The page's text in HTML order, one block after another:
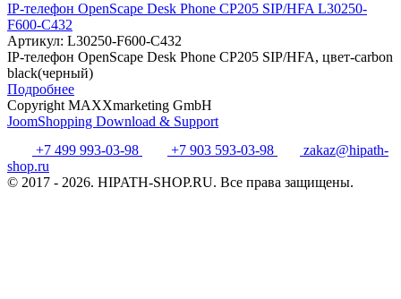
IP-телефон OpenScape Desk Phone CP205 SIP/HFA L30250-
F600-C432
Артикул: L30250-F600-C432
IP-телефон OpenScape Desk Phone CP205 SIP/HFA, цвет-carbon
black(черный)
Подробнее
Copyright MAXXmarketing GmbH
JoomShopping Download & Support
+7 499 993-03-98
+7 903 593-03-98
zakaz@hipath-
shop.ru
© 2017 - 2026. HIPATH-SHOP.RU. Все права защищены.